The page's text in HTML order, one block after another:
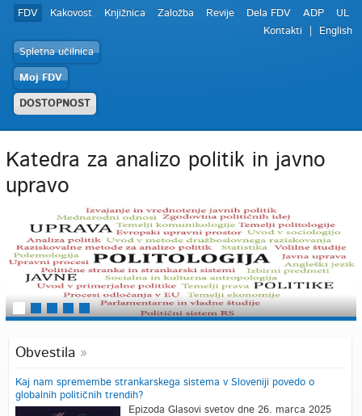
FDV Kakovost Knjižnica Založba Revije Dela FDV ADP
UL
Kontakti
English
Spletna učilnica
Moj FDV
DOSTOPNOST
Katedra za analizo politik in javno
upravo
Obvestila
Kaj nam spremembe strankarskega sistema v Sloveniji povedo o
globalnih političnih trendih?
Epizoda Glasovi svetov dne 26. marca 2025